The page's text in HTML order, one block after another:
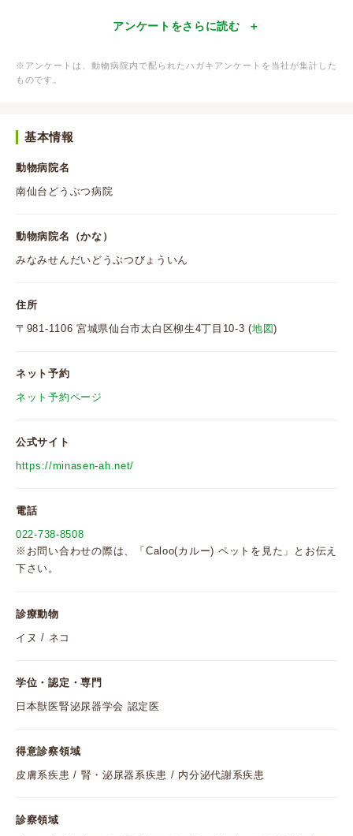
アンケートをさらに読む
※アンケートは、動物病院内で配られたハガキアンケートを当社が集計した
ものです。
基本情報
動物病院名
南仙台どうぶつ病院
動物病院名（かな）
みなみせんだいどうぶつびょういん
住所
〒981-1106 宮城県仙台市太白区柳生4丁目10-3 (地図)
ネット予約
ネット予約ページ
公式サイト
https://minasen-ah.net/
電話
022-738-8508
※お問い合わせの際は、「Caloo(カルー) ペットを見た」とお伝え
下さい。
診療動物
イヌ / ネコ
学位・認定・専門
日本獣医腎泌尿器学会 認定医
得意診察領域
皮膚系疾患 / 腎・泌尿器系疾患 / 内分泌代謝系疾患
診察領域